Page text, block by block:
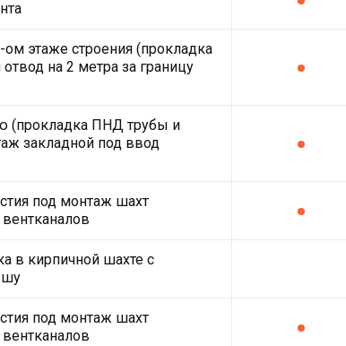
ом этаже строения (прокладка
на 2 метра за границу
(прокладка ПНД трубы и
закладной под ввод
под монтаж шахт
в кирпичной шахте с
под монтаж шахт